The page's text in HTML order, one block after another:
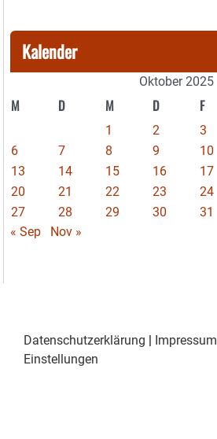
Kalender
Oktober 2025
M D M D F
1 2 3
6
7 8 9 10
13
14 15 16 17
20
21 22 23 24
27
28 29 30
31
« Sep
Nov »
Datenschutzerklärung Impressum
Einstellungen